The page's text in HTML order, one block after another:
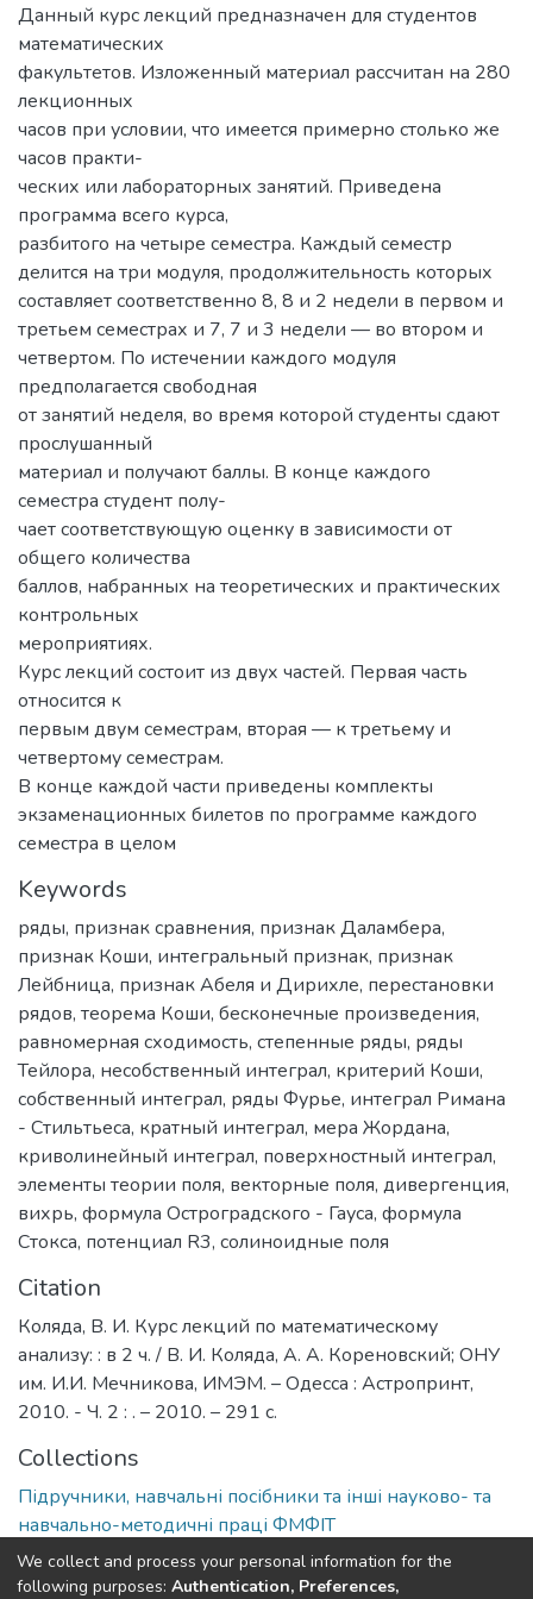
Данный курс лекций предназначен для студентов
математических
факультетов. Изложенный материал рассчитан на 280
лекционных
часов при условии, что имеется примерно столько же
часов практи-
ческих или лабораторных занятий. Приведена
программа всего курса,
разбитого на четыре семестра. Каждый семестр
делится на три модуля, продолжительность которых
составляет соответственно 8, 8 и 2 недели в первом и
третьем семестрах и 7, 7 и 3 недели — во втором и
четвертом. По истечении каждого модуля
предполагается свободная
от занятий неделя, во время которой студенты сдают
прослушанный
материал и получают баллы. В конце каждого
семестра студент полу-
чает соответствующую оценку в зависимости от
общего количества
баллов, набранных на теоретических и практических
контрольных
мероприятиях.
Курс лекций состоит из двух частей. Первая часть
относится к
первым двум семестрам, вторая — к третьему и
четвертому семестрам.
В конце каждой части приведены комплекты
экзаменационных билетов по программе каждого
семестра в целом
Keywords
ряды, признак сравнения, признак Даламбера,
признак Коши, интегральный признак, признак
Лейбница, признак Абеля и Дирихле, перестановки
рядов, теорема Коши, бесконечные произведения,
равномерная сходимость, степенные ряды, ряды
Тейлора, несобственный интеграл, критерий Коши,
собственный интеграл, ряды Фурье, интеграл Римана
- Стильтьеса, кратный интеграл, мера Жордана,
криволинейный интеграл, поверхностный интеграл,
элементы теории поля, векторные поля, дивергенция,
вихрь, формула Остроградского - Гауса, формула
Стокса, потенциал R3, солиноидные поля
Citation
Коляда, В. И. Курс лекций по математическому
анализу: : в 2 ч. / В. И. Коляда, А. А. Кореновский; ОНУ
им. И.И. Мечникова, ИМЭМ. – Одесса : Астропринт,
2010. - Ч. 2 : . – 2010. – 291 с.
Collections
Підручники, навчальні посібники та інші науково- та
навчально-методичні праці ФМФІТ
Full item page
We collect and process your personal information for the
following purposes: Authentication, Preferences,